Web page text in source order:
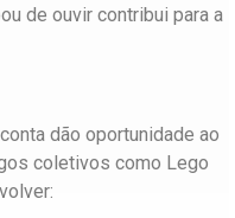
de ouvir contribui para a
dão oportunidade ao
coletivos como Lego